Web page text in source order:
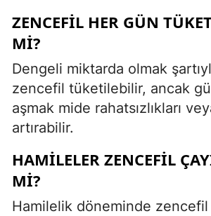
ZENCEFIL HER GÜN
MI?
Dengeli miktarda olmak
zencefil tüketilebilir, ancak
aşmak mide rahatsızlıkları
artırabilir.
HAMILELER ZENCEFIL
MI?
Hamilelik döneminde zencefil